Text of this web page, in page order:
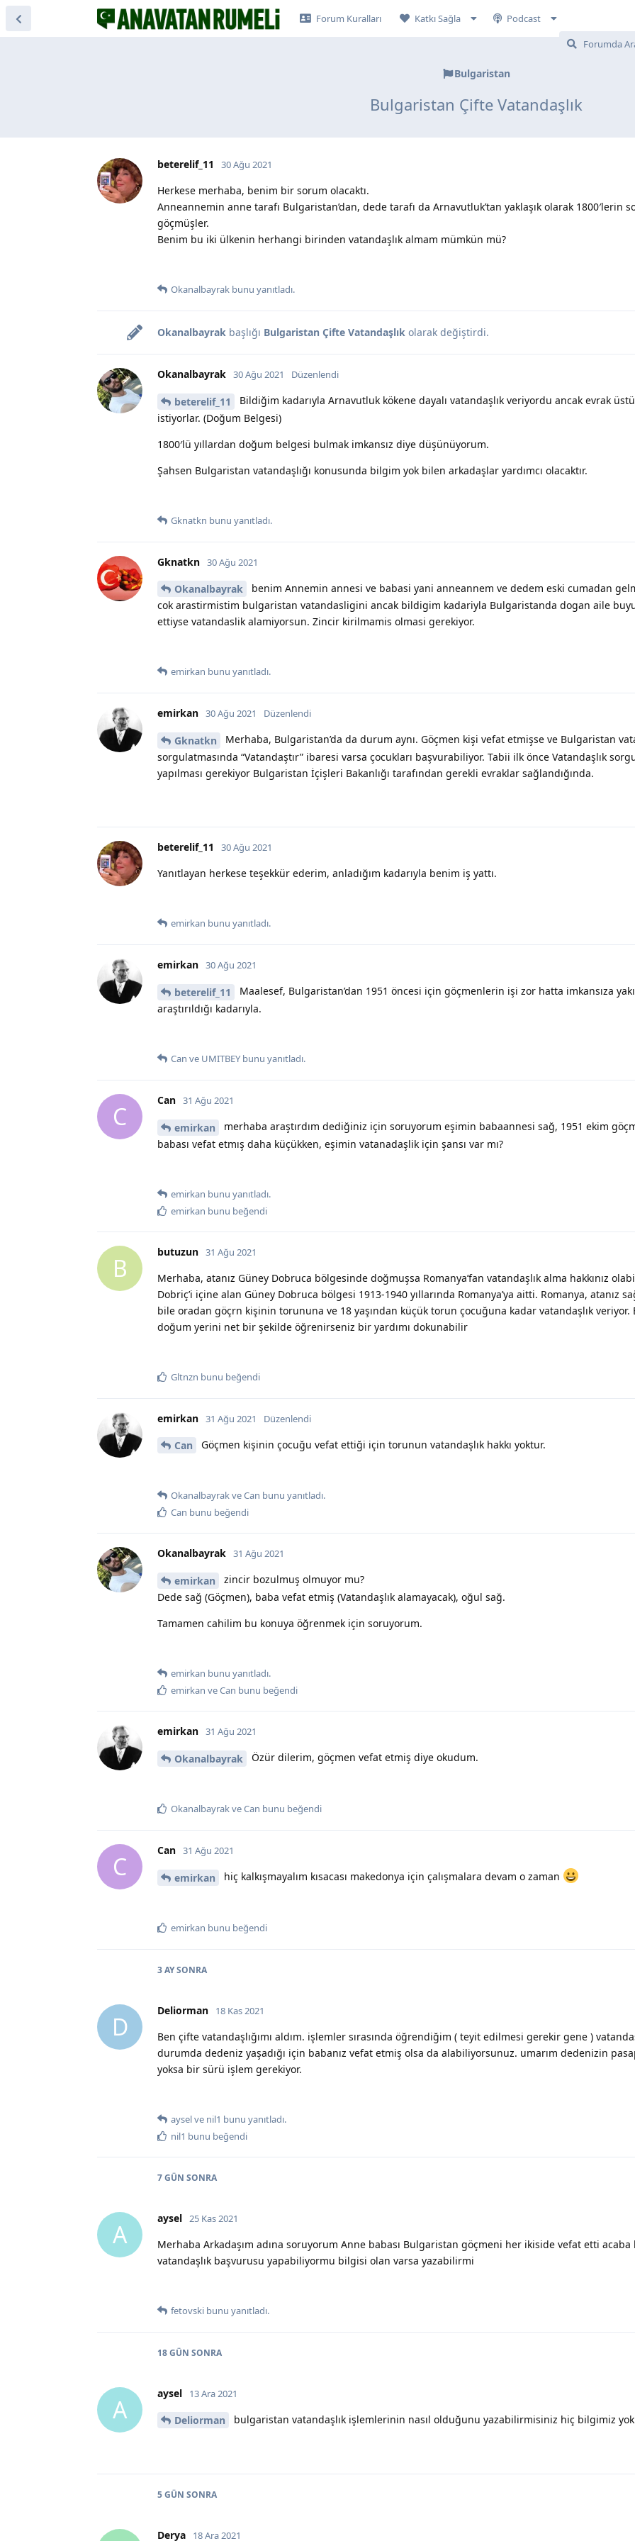
Forum Kuralları Katkı Sağla Podcast
Bulgaristan
Bulgaristan Çifte Vatandaşlık
beterelif_11 30 Ağu 2021
Herkese merhaba, benim bir sorum olacaktı.
Anneannemin anne tarafı Bulgaristan’dan, dede tarafı da Arnavutluk’tan yaklaşık olarak 1800′lerin
göçmüşler.
Benim bu iki ülkenin herhangi birinden vatandaşlık almam mümkün mü?
Okanalbayrak bunu yanıtladı.
Okanalbayrak başlığı Bulgaristan Çifte Vatandaşlık olarak değiştirdi.
Okanalbayrak 30 Ağu 2021 Düzenlendi
beterelif_11
Bildiğim kadarıyla Arnavutluk kökene dayalı vatandaşlık veriyordu ancak evrak
istiyorlar. (Doğum Belgesi)
1800′lü yıllardan doğum belgesi bulmak imkansız diye düşünüyorum.
Şahsen Bulgaristan vatandaşlığı konusunda bilgim yok bilen arkadaşlar yardımcı olacaktır.
Gknatkn bunu yanıtladı.
Gknatkn 30 Ağu 2021
Okanalbayrak
benim Annemin annesi ve babasi yani anneannem ve dedem eski cumadan
cok arastirmistim bulgaristan vatandasligini ancak bildigim kadariyla Bulgaristanda dogan aile
ettiyse vatandaslik alamiyorsun. Zincir kirilmamis olmasi gerekiyor.
emirkan bunu yanıtladı.
emirkan 30 Ağu 2021 Düzenlendi
Gknatkn
Merhaba, Bulgaristan’da da durum aynı. Göçmen kişi vefat etmişse ve Bulgaristan
sorgulatmasında “Vatandaştır” ibaresi varsa çocukları başvurabiliyor. Tabii ilk önce Vatandaşlık
yapılması gerekiyor Bulgaristan İçişleri Bakanlığı tarafından gerekli evraklar sağlandığında.
beterelif_11 30 Ağu 2021
Yanıtlayan herkese teşekkür ederim, anladığım kadarıyla benim iş yattı.
emirkan bunu yanıtladı.
emirkan 30 Ağu 2021
beterelif_11
Maalesef, Bulgaristan’dan 1951 öncesi için göçmenlerin işi zor hatta imkansıza
araştırıldığı kadarıyla.
Can ve UMITBEY bunu yanıtladı.
C
Can 31 Ağu 2021
emirkan
merhaba araştırdım dediğiniz için soruyorum eşimin babaannesi sağ, 1951 ekim
babası vefat etmış daha küçükken, eşimin vatanadaşlik için şansı var mı?
emirkan bunu yanıtladı.
emirkan bunu beğendi
B
butuzun 31 Ağu 2021
Merhaba, atanız Güney Dobruca bölgesinde doğmuşsa Romanya’fan vatandaşlık alma hakkınız
Dobriç’i içine alan Güney Dobruca bölgesi 1913-1940 yıllarında Romanya’ya aitti. Romanya, atanız
bile oradan göçrn kişinin torununa ve 18 yaşından küçük torun çocuğuna kadar vatandaşlık veriyor.
doğum yerini net bir şekilde öğrenirseniz bir yardımı dokunabilir
Gltnzn bunu beğendi
emirkan 31 Ağu 2021 Düzenlendi
Can Göçmen kişinin çocuğu vefat ettiği için torunun vatandaşlık hakkı yoktur.
OkanalbayrakveCan bunu yanıtladı.
Can bunu beğendi
Okanalbayrak 31 Ağu 2021
emirkan
zincir bozulmuş olmuyor mu?
Dede sağ (Göçmen), baba vefat etmiş (Vatandaşlık alamayacak), oğul sağ.
Tamamen cahilim bu konuya öğrenmek için soruyorum.
emirkan bunu yanıtladı.
emirkan veCan bunu beğendi
emirkan 31 Ağu 2021
Okanalbayrak Özür dilerim, göçmen vefat etmiş diye okudum.
OkanalbayrakveCan bunu beğendi
C
Can 31 Ağu 2021
emirkan hiç kalkışmayalım kısacası makedonya için çalışmalara devam o zaman
emirkan bunu beğendi
3 AYSONRA
D
Deliorman 18 Kas 2021
Ben çifte vatandaşlığımı aldım. işlemler sırasında öğrendiğim ( teyit edilmesi gerekir gene )
durumda dedeniz yaşadığı için babanız vefat etmiş olsa da alabiliyorsunuz. umarım dedenizin
yoksa bir sürü işlem gerekiyor.
ayselve nil1 bunu yanıtladı.
nil1 bunu beğendi
7 GÜN SONRA
A
aysel 25 Kas 2021
Merhaba Arkadaşım adına soruyorum Anne babası Bulgaristan göçmeni her ikiside vefat etti acaba
vatandaşlık başvurusu yapabiliyormu bilgisi olan varsa yazabilirmi
fetovski bunu yanıtladı.
18 GÜN SONRA
A
aysel 13 Ara 2021
Deliorman bulgaristan vatandaşlık işlemlerinin nasıl olduğunu yazabilirmisiniz hiç bilgimiz yok
5 GÜN SONRA
Derya 18 Ara 2021